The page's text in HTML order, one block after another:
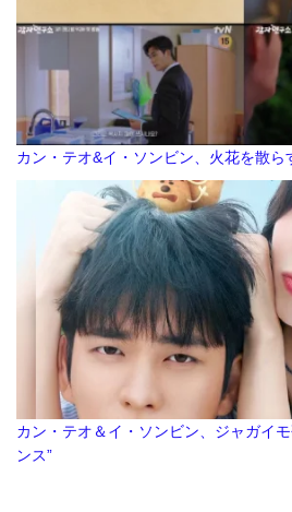
カン・テオ&イ・ソンビン、火花を散ら
カン・テオ＆イ・ソンビン、ジャガイ
ンス”